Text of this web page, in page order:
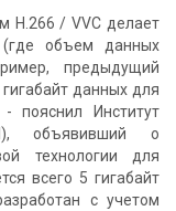
H.266 / VVC делает
объем данных
предыдущий
данных для
пояснил Институт
объявивший о
технологии для
всего 5 гигабайт
с учетом